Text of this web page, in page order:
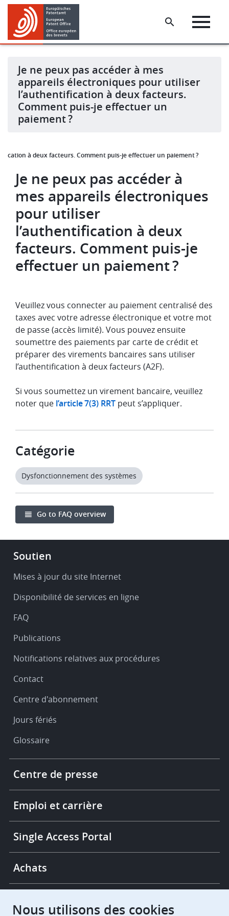
Skip
main
content
Skip
footer
Je ne peux pas accéder à mes
appareils électroniques pour utiliser
l’authentification à deux facteurs.
Comment puis-je effectuer un
paiement ?
à deux facteurs. Comment puis-je effectuer un paiement ?
Je ne peux pas accéder à
mes appareils électroniques
pour utiliser
l’authentification à deux
facteurs. Comment puis-je
effectuer un paiement ?
Veuillez vous connecter au paiement centralisé des
taxes avec votre adresse électronique et votre mot
de passe (accès limité). Vous pouvez ensuite
soumettre des paiements par carte de crédit et
préparer des virements bancaires sans utiliser
l’authentification à deux facteurs (A2F).
Si vous soumettez un virement bancaire, veuillez
noter que l’article 7(3) RRT peut s’appliquer.
Catégorie
Dysfonctionnement des systèmes
Go to FAQ overview
Footer
Service
support
Soutien
Mises à jour du site Internet
Disponibilité de services en ligne
FAQ
Publications
Notifications relatives aux procédures
Contact
Centre d'abonnement
Jours fériés
Glossaire
More
links
Centre de presse
Emploi et carrière
Single Access Portal
Achats
Nous utilisons des cookies